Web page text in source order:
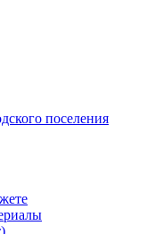
поселения